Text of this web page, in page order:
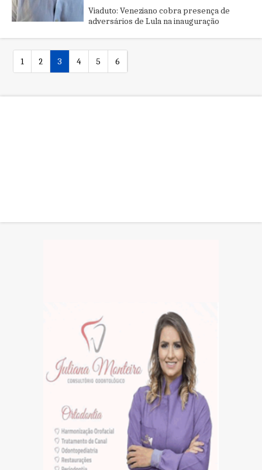
Viaduto: Veneziano cobra presença de
adversários de Lula na inauguração
1 2 3 4 5 6